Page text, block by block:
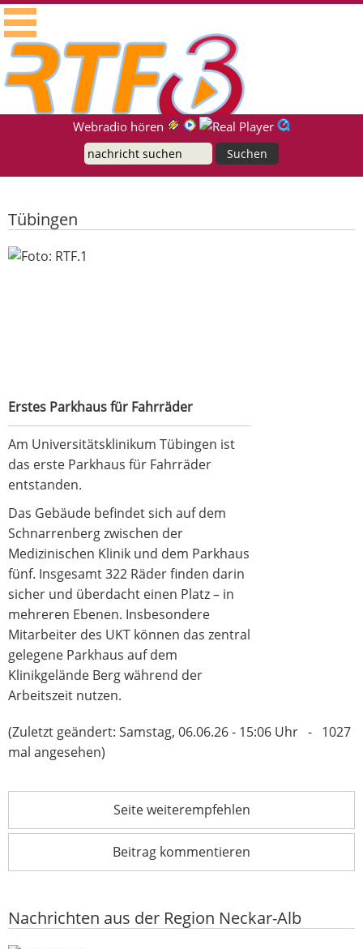
RTF.1 - Radio für die Region Neckar-Alb
Webradio hören
Tübingen
Erstes Parkhaus für Fahrräder
Erstes Parkhaus für Fahrräder
Am Universitätsklinikum Tübingen ist
das erste Parkhaus für Fahrräder
entstanden.
Das Gebäude befindet sich auf dem
Schnarrenberg zwischen der
Medizinischen Klinik und dem Parkhaus
fünf. Insgesamt 322 Räder finden darin
sicher und überdacht einen Platz – in
mehreren Ebenen. Insbesondere
Mitarbeiter des UKT können das zentral
gelegene Parkhaus auf dem
Klinikgelände Berg während der
Arbeitszeit nutzen.
(Zuletzt geändert: Samstag, 06.06.26 - 15:06 Uhr - 1027
mal angesehen)
Seite weiterempfehlen
Beitrag kommentieren
Nachrichten aus der Region Neckar-Alb